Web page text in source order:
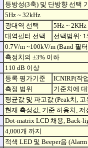
등방성(3축) 및 단방향 선택
5Hz ~ 32kHz
광대역 선택
5Hz ~
대역필터 선택
선택범위:
0.7V/m ~100kV/m (Band 필
측정치의 ±3% 이하
110 dB 이상
등록 평가기준
ICNIRP(작
측정 범위
기준치에
평균값 및 파고값 (Peak치,
현재 측정값, 기준 허용치, 저
Dot-matrix LCD 채용, Back-
4,000개 까지
적색 LED 및 Beeper음